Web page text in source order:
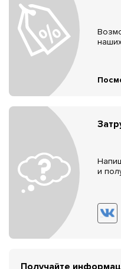
и
Получайте